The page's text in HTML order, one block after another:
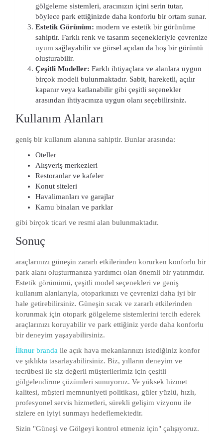
gölgeleme sistemleri, aracınızın içini serin tutar,
böylece park ettiğinizde daha konforlu bir ortam sunar.
Estetik Görünüm: modern ve estetik bir görünüme
sahiptir. Farklı renk ve tasarım seçenekleriyle çevrenize
uyum sağlayabilir ve görsel açıdan da hoş bir görüntü
oluşturabilir.
Çeşitli Modeller: Farklı ihtiyaçlara ve alanlara uygun
birçok modeli bulunmaktadır. Sabit, hareketli, açılır
kapanır veya katlanabilir gibi çeşitli seçenekler
arasından ihtiyacınıza uygun olanı seçebilirsiniz.
Kullanım Alanları
geniş bir kullanım alanına sahiptir. Bunlar arasında:
Oteller
Alışveriş merkezleri
Restoranlar ve kafeler
Konut siteleri
Havalimanları ve garajlar
Kamu binaları ve parklar
gibi birçok ticari ve resmi alan bulunmaktadır.
Sonuç
araçlarınızı güneşin zararlı etkilerinden korurken konforlu bir
park alanı oluşturmanıza yardımcı olan önemli bir yatırımdır.
Estetik görünümü, çeşitli model seçenekleri ve geniş
kullanım alanlarıyla, otoparkınızı ve çevrenizi daha iyi bir
hale getirebilirsiniz. Güneşin sıcak ve zararlı etkilerinden
korunmak için otopark gölgeleme sistemlerini tercih ederek
araçlarınızı koruyabilir ve park ettiğiniz yerde daha konforlu
bir deneyim yaşayabilirsiniz.
İlknur branda ile açık hava mekanlarınızı istediğiniz konfor
ve şıklıkta tasarlayabilirsiniz. Biz, yılların deneyim ve
tecrübesi ile siz değerli müşterilerimiz için çeşitli
gölgelendirme çözümleri sunuyoruz. Ve yüksek hizmet
kalitesi, müşteri memnuniyeti politikası, güler yüzlü, hızlı,
profesyonel servis hizmetleri, sürekli gelişim vizyonu ile
sizlere en iyiyi sunmayı hedeflemektedir.
Sizin "Güneşi ve Gölgeyi kontrol etmeniz için" çalışıyoruz.